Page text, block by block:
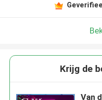
Krijg de
Van